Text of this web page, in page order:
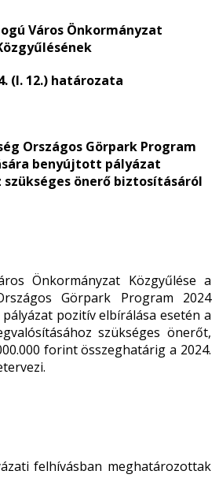
Város Önkormányzat
(I. 12.) határozata
Országos Görpark Program
benyújtott pályázat
önerő biztosításáról
Önkormányzat Közgyűlése a
Görpark Program 2024
pozitív elbírálása esetén a
szükséges önerőt,
forint összeghatárig a 2024.
felhívásban meghatározottak